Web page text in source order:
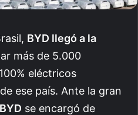
BYD llegó a la
más de 5.000
eléctricos
ese país. Ante la gran
BYD se encargó de